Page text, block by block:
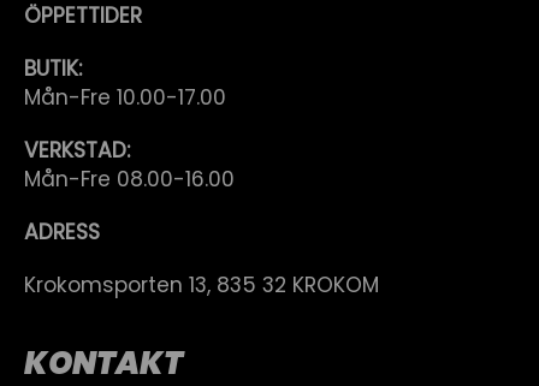
ÖPPETTIDER
BUTIK:
Mån-Fre 10.00-17.00
VERKSTAD:
Mån-Fre 08.00-16.00
ADRESS
Krokomsporten 13, 835 32 KROKOM
KONTAKT